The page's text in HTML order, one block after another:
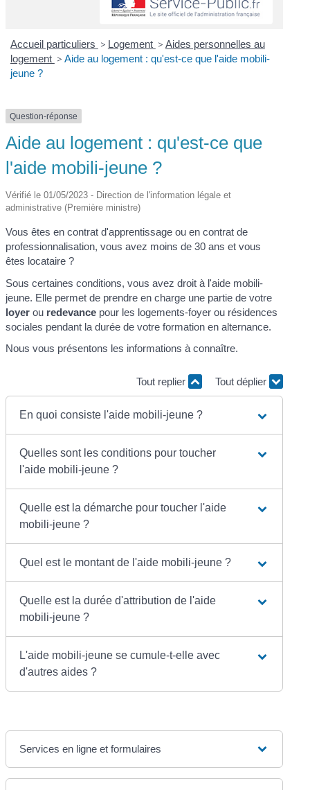
Accueil particuliers > Logement > Aides personnelles au
logement > Aide au logement : qu'est-ce que l'aide mobili-
jeune ?
Question-réponse
Aide au logement : qu'est-ce que
l'aide mobili-jeune ?
Vérifié le 01/05/2023 - Direction de l'information légale et
administrative (Première ministre)
Vous êtes en contrat d'apprentissage ou en contrat de
professionnalisation, vous avez moins de 30 ans et vous
êtes locataire ?
Sous certaines conditions, vous avez droit à l'aide mobili-
jeune. Elle permet de prendre en charge une partie de votre
loyer ou redevance pour les logements-foyer ou résidences
sociales pendant la durée de votre formation en alternance.
Nous vous présentons les informations à connaître.
Tout replier Tout déplier
En quoi consiste l'aide mobili-jeune ?
Quelles sont les conditions pour toucher
l'aide mobili-jeune ?
Quelle est la démarche pour toucher l'aide
mobili-jeune ?
Quel est le montant de l'aide mobili-jeune ?
Quelle est la durée d'attribution de l'aide
mobili-jeune ?
L'aide mobili-jeune se cumule-t-elle avec
d'autres aides ?
Services en ligne et formulaires